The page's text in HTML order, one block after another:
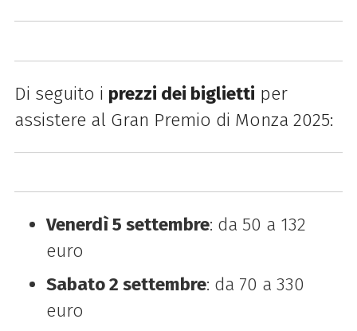
Di seguito i prezzi dei biglietti per
assistere al Gran Premio di Monza 2025:
Venerdì 5 settembre: da 50 a 132
euro
Sabato 2 settembre: da 70 a 330
euro